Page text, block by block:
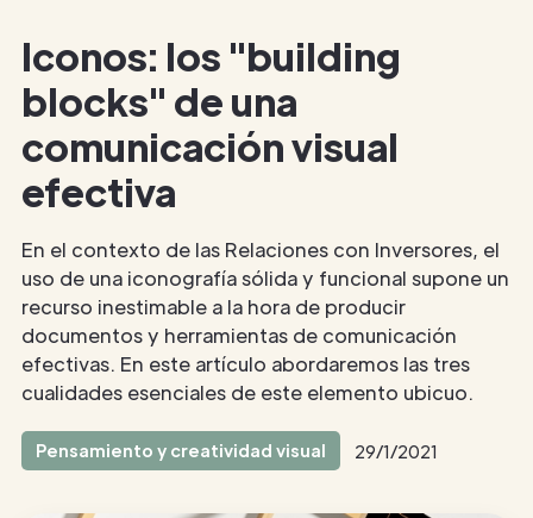
Iconos: los "building
blocks" de una
comunicación visual
efectiva
En el contexto de las Relaciones con Inversores, el
uso de una iconografía sólida y funcional supone un
recurso inestimable a la hora de producir
documentos y herramientas de comunicación
efectivas. En este artículo abordaremos las tres
cualidades esenciales de este elemento ubicuo.
Pensamiento y creatividad visual 29/1/2021